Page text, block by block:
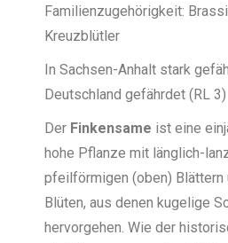
Familienzugehörigkeit:
Kreuzblütler
In Sachsen-Anhalt stark
Deutschland gefährdet (RL 3)
Der Finkensame ist eine
hohe Pflanze mit länglich-
pfeilförmigen (oben) Blättern
Blüten, aus denen kugelige
hervorgehen. Wie der